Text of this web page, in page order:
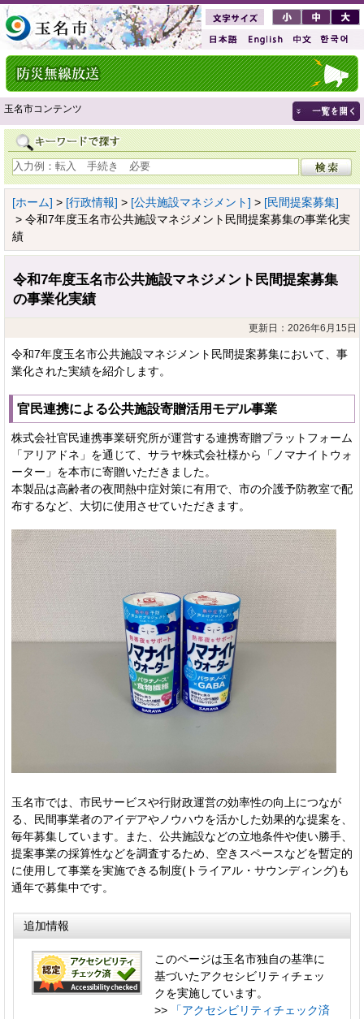
玉名市コンテンツ
[ホーム] > [行政情報] > [公共施設マネジメント] > [民間提案募集]
> 令和7年度玉名市公共施設マネジメント民間提案募集の事業化実
績
令和7年度玉名市公共施設マネジメント民間提案募集
の事業化実績
更新日：2026年6月15日
令和7年度玉名市公共施設マネジメント民間提案募集において、事
業化された実績を紹介します。
官民連携による公共施設寄贈活用モデル事業
株式会社官民連携事業研究所が運営する連携寄贈プラットフォーム
「アリアドネ」を通じて、サラヤ株式会社様から「ノマナイトウォ
ーター」を本市に寄贈いただきました。
本製品は高齢者の夜間熱中症対策に有用で、市の介護予防教室で配
布するなど、大切に使用させていただきます。
玉名市では、市民サービスや行財政運営の効率性の向上につなが
る、民間事業者のアイデアやノウハウを活かした効果的な提案を、
毎年募集しています。また、公共施設などの立地条件や使い勝手、
提案事業の採算性などを調査するため、空きスペースなどを暫定的
に使用して事業を実施できる制度(トライアル・サウンディング)も
通年で募集中です。
追加情報
このページは玉名市独自の基準に
基づいたアクセシビリティチェッ
クを実施しています。
>>
「アクセシビリティチェック済